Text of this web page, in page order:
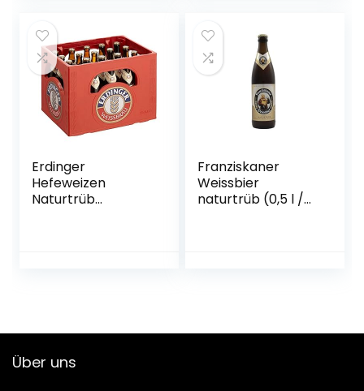
Erdinger
Hefeweizen
Naturtrüb
Franziskaner
Weissbier
naturtrüb (0,5 l /
Über uns